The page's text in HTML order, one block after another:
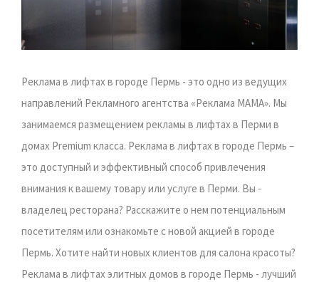
Реклама в лифтах в городе Пермь - это одно из ведущих
направлений Рекламного агентства «Реклама МАМА». Мы
занимаемся размещением рекламы в лифтах в Перми в
домах Premium класса. Реклама в лифтах в городе Пермь –
это доступный и эффективный способ привлечения
внимания к вашему товару или услуге в Перми. Вы -
владелец ресторана? Расскажите о нем потенциальным
посетителям или ознакомьте с новой акцией в городе
Пермь. Хотите найти новых клиентов для салона красоты?
Реклама в лифтах элитных домов в городе Пермь - лучший